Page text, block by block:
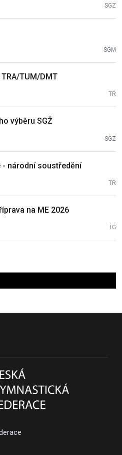
SGZ
SGM
TUM/DMT
TR
výběru SGŽ
SGZ
- národní soustředění
TR
na ME 2026
TG